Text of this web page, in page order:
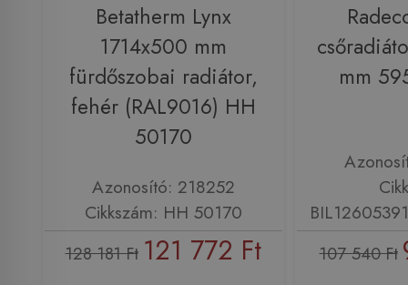
Betatherm Lynx
1714x500 mm
fürdőszobai radiátor,
fehér (RAL9016) HH
50170
Azonosító: 218252
Cikkszám: HH 50170
128 181 Ft 121 772 Ft
mm
107 540 Ft